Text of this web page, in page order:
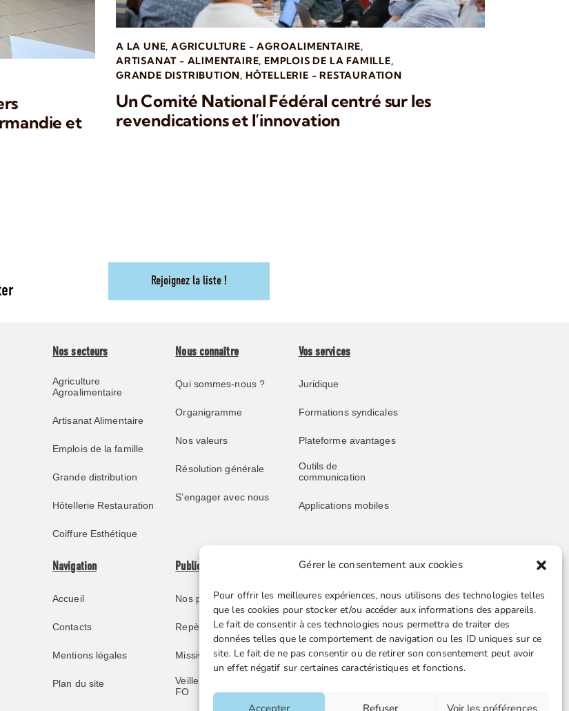
Gérer le consentement aux cookies
Pour offrir les meilleures expériences, nous utilisons des technologies telles
que les cookies pour stocker et/ou accéder aux informations des appareils.
Le fait de consentir à ces technologies nous permettra de traiter des
données telles que le comportement de navigation ou les ID uniques sur ce
site. Le fait de ne pas consentir ou de retirer son consentement peut avoir
un effet négatif sur certaines caractéristiques et fonctions.
Accepter Refuser Voir les préférences
et
A LA UNE,AGRICULTURE - AGROALIMENTAIRE,
ARTISANAT - ALIMENTAIRE,EMPLOIS DE LA FAMILLE,
GRANDE DISTRIBUTION, HÔTELLERIE - RESTAURATION
Un Comité National Fédéral centré sur les
revendications et l’innovation
Rejoignez la liste !
Nos secteurs
Agriculture
Agroalimentaire
Artisanat Alimentaire
Emplois de la famille
Grande distribution
Hôtellerie Restauration
Coiffure Esthétique
Nous connaître
Qui sommes-nous ?
Organigramme
Nos valeurs
Résolution générale
S’engager avec nous
Vos services
Juridique
Formations syndicales
Plateforme avantages
Outils de
communication
Applications mobiles
Navigation
Accueil
Contacts
Mentions légales
Plan du site
Publications
Nos publications
Repère juridique
Missive retraités
Veille juridique FGTA-
FO
Liens utiles
Boutique en ligne
Espace Presse
Nos partenaires